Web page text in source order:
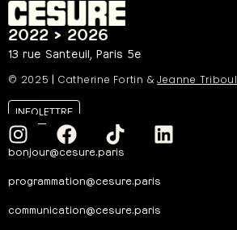
2022 > 2026
13 rue Santeuil, Paris 5e
© 2025 | Catherine Fortin &Jeanne Triboul
INFOLETTRE
bonjour@cesure.paris
programmation@cesure.paris
communication@cesure.paris